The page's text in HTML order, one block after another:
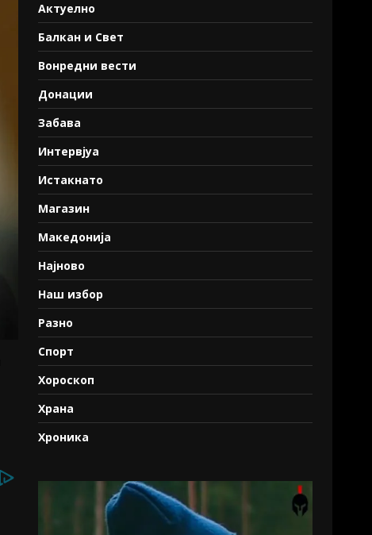
Актуелно
Балкан и Свет
Вонредни вести
Донации
Забава
Интервјуа
Истакнато
Магазин
Македонија
Најново
Наш избор
Разно
Спорт
Хороскоп
Храна
Хроника